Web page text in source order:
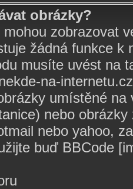
obrázky?
zobrazovat
žádná funkce
musíte uvést na
na-
umístěné
nebo
nebo yahoo,
buď BBCode